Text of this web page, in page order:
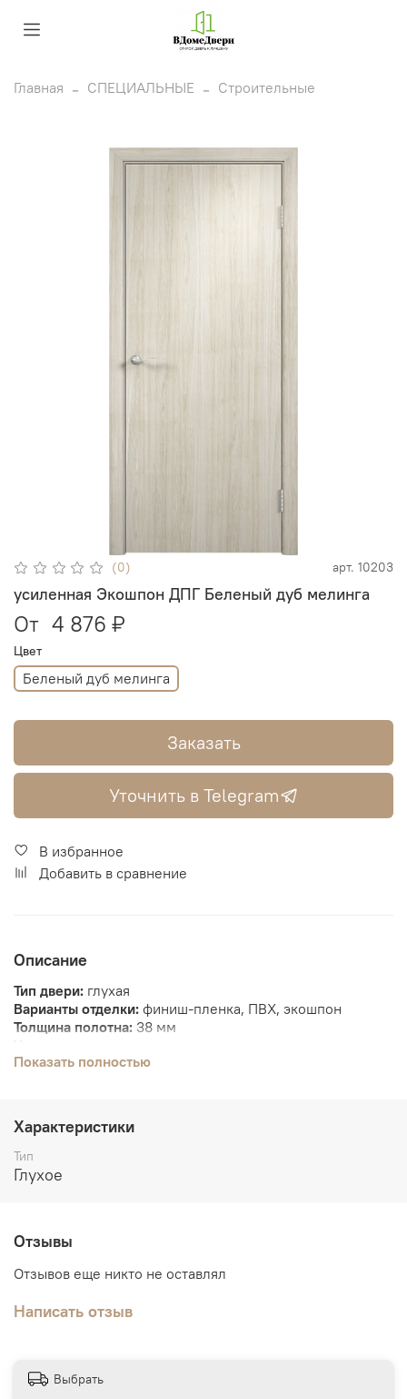
Главная СПЕЦИАЛЬНЫЕ Строительные
(0) арт. 10203
усиленная Экошпон ДПГ Беленый дуб мелинга
От 4 876 ₽
Цвет
Беленый дуб мелинга
Заказать
Уточнить в Telegram
В избранное
Добавить в сравнение
Описание
Тип двери: глухая
Варианты отделки: финиш-пленка, ПВХ, экошпон
Толщина полотна: 38 мм
комбинированное 60% от площади полотна рейкой из
Показать полностью
Характеристики
Тип
Глухое
Отзывы
Отзывов еще никто не оставлял
Написать отзыв
Выбрать